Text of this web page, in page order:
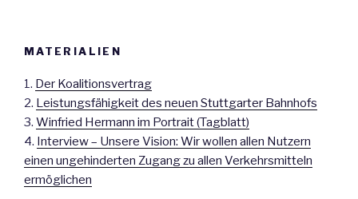
MATERIALIEN
1. Der Koalitionsvertrag
2. Leistungsfähigkeit des neuen Stuttgarter Bahnhofs
3. Winfried Hermann im Portrait (Tagblatt)
4. Interview – Unsere Vision: Wir wollen allen Nutzern
einen ungehinderten Zugang zu allen Verkehrsmitteln
ermöglichen